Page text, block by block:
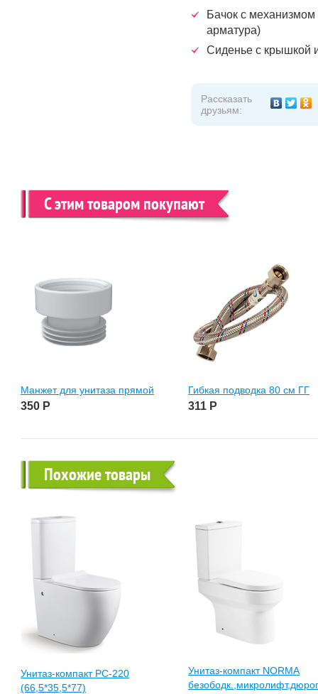
Бачок с
арматура)
Сиденье с крышкой
Рассказать
друзьям:
С этим товаром покупают
Манжет для унитаза прямой
350 Р
Гибкая подводка 80 см ГГ
311 Р
Похожие товары
Унитаз-компакт РС-220
(66,5*35,5*77)
Унитаз-компакт NORMA